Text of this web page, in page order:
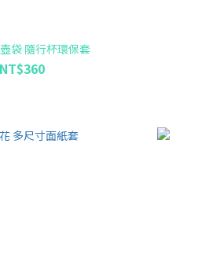
袋 隨行杯環保套